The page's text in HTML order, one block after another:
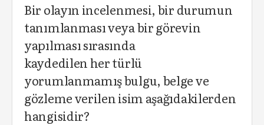
Bir olayın incelenmesi, bir durumun
tanımlanması veya bir görevin
yapılması sırasında
kaydedilen her türlü
yorumlanmamış bulgu, belge ve
gözleme verilen isim aşağıdakilerden
hangisidir?